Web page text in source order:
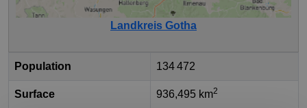
Landkreis Gotha
Population 134 472
Surface 936,495 km2